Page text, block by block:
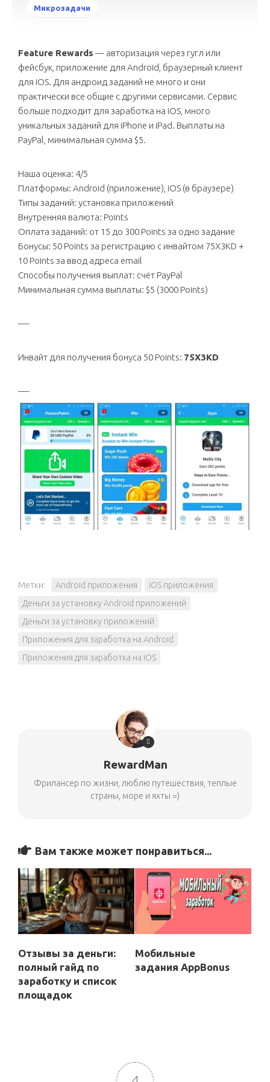
Микрозадачи
Feature Rewards — авторизация через гугл или
фейсбук, приложение для Android, браузерный клиент
для iOS. Для андроид заданий не много и они
практически все общие с другими сервисами. Сервис
больше подходит для заработка на iOS, много
уникальных заданий для iPhone и iPad. Выплаты на
PayPal, минимальная сумма $5.
Наша оценка: 4/5
Платформы: Android (приложение), iOS (в браузере)
Типы заданий: установка приложений
Внутренняя валюта: Points
Оплата заданий: от 15 до 300 Points за одно задание
Бонусы: 50 Points за регистрацию с инвайтом 75X3KD +
10 Points за ввод адреса email
Способы получения выплат: счёт PayPal
Минимальная сумма выплаты: $5 (3000 Points)
—-
Инвайт для получения бонуса 50 Points: 75X3KD
—-
Метки: Android приложения
iOS приложения
Деньги за установку Android приложений
Деньги за установку приложений
Приложения для заработка на Android
Приложения для заработка на iOS
RewardMan
Фрилансер по жизни, люблю путешествия, теплые
страны, море и яхты =)
Вам также может понравиться...
Отзывы за деньги:
полный гайд по
заработку и список
площадок
Мобильные
задания AppBonus